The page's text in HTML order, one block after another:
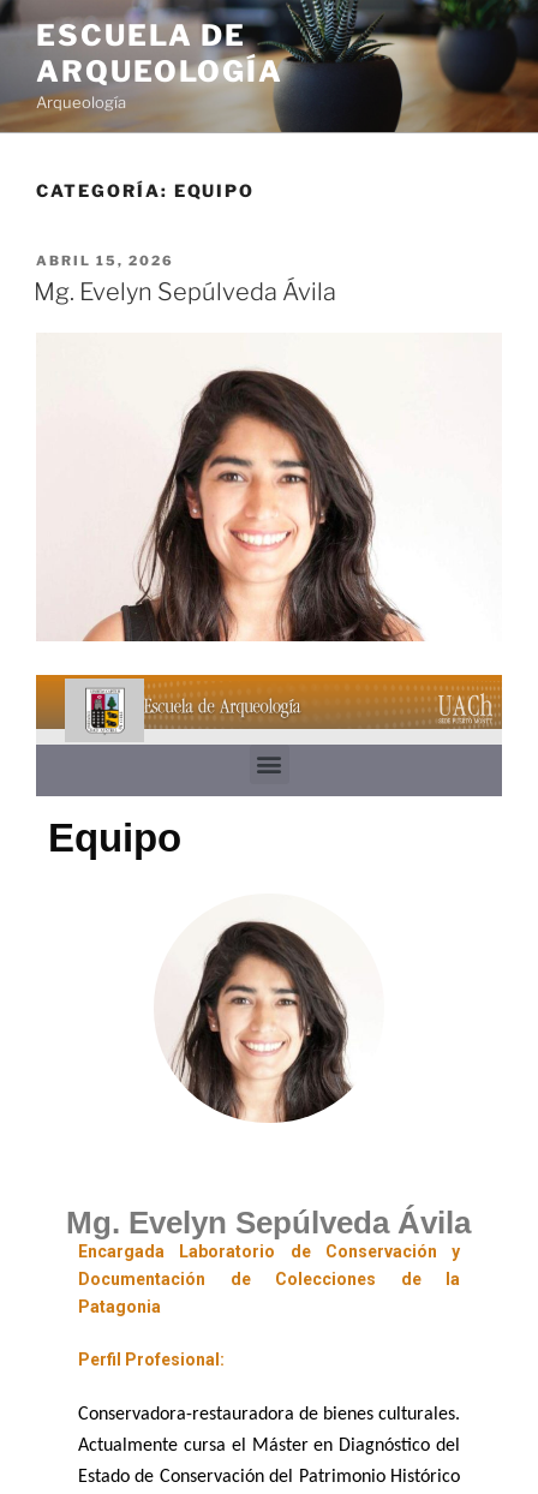
ESCUELA DE
ARQUEOLOGÍA
Arqueología
CATEGORÍA: EQUIPO
ABRIL 15, 2026
Mg. Evelyn Sepúlveda Ávila
Equipo
Mg. Evelyn Sepúlveda Ávila
Encargada Laboratorio de Conservación y
Documentación de Colecciones de la
Patagonia
Perfil Profesional:
Conservadora-restauradora de bienes culturales.
Actualmente cursa el Máster en Diagnóstico del
Estado de Conservación del Patrimonio Histórico